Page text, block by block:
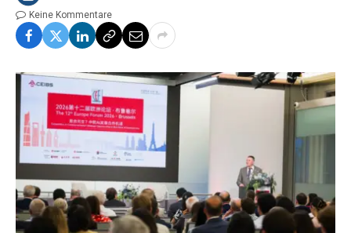
Keine Kommentare